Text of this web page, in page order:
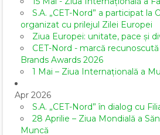
S.A. „CET-Nord” a participat la
organizat cu prilejul Zilei Europei
Ziua Europei: unitate, pace și
CET-Nord - marcă
Brands Awards 2026
1 Mai – Ziua Internațională a
Apr 2026
S.A. „CET-Nord” în dialog cu
28 Aprilie – Ziua Mondială a
Muncă